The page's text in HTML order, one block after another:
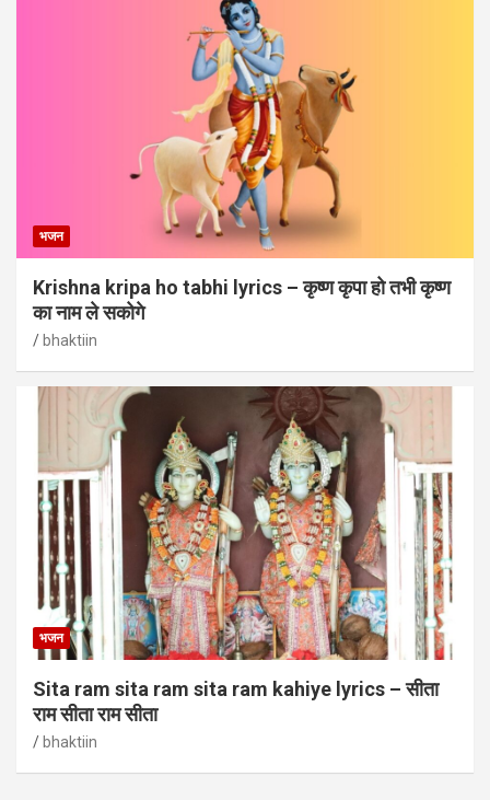
भजन
Krishna kripa ho tabhi lyrics – कृष्ण कृपा हो तभी कृष्ण
का नाम ले सकोगे
bhaktiin
भजन
Sita ram sita ram sita ram kahiye lyrics – सीता
राम सीता राम सीता
bhaktiin